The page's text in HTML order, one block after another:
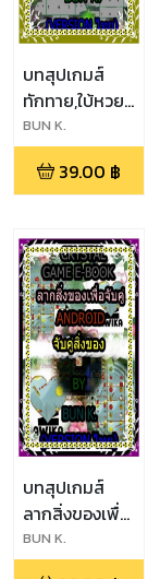
บทสุปเกมส์
ทักทาย,ใบ้หวย
ประเภทเกมส์
ทักทาย,ตัวเลข(หว
(android)
BUN K.
39.00 ฿
บทสุปเกมส์
ลากสิ่งของเพื่อ
จับคู่สำหรับเด็ก
อนุบาล ประเภท
ฺBUN K.